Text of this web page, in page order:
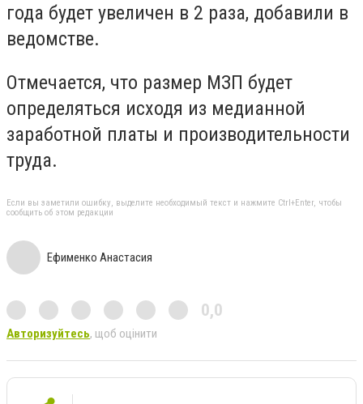
года будет увеличен в 2 раза, добавили в
ведомстве.
Отмечается, что размер МЗП будет
определяться исходя из медианной
заработной платы и производительности
труда.
Если вы заметили ошибку, выделите необходимый текст и нажмите Ctrl+Enter, чтобы
сообщить об этом редакции
Ефименко Анастасия
0,0
Авторизуйтесь, щоб оцінити